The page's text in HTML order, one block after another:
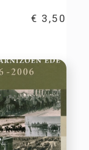
€ 3,50